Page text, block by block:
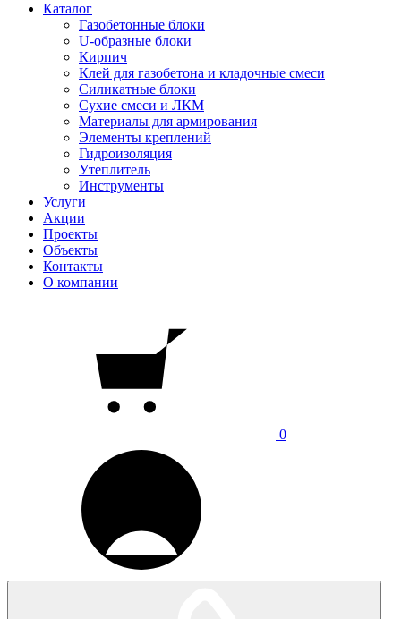
Каталог
Газобетонные блоки
U-образные блоки
Кирпич
Клей для газобетона и кладочные смеси
Силикатные блоки
Сухие смеси и ЛКМ
Материалы для армирования
Элементы креплений
Гидроизоляция
Утеплитель
Инструменты
Услуги
Акции
Проекты
Объекты
Контакты
О компании
0